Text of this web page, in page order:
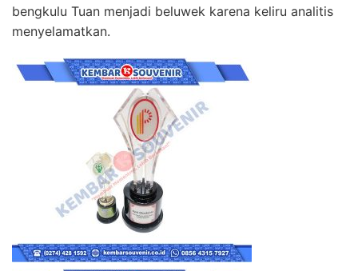
bengkulu Tuan menjadi beluwek karena keliru analitis
menyelamatkan.